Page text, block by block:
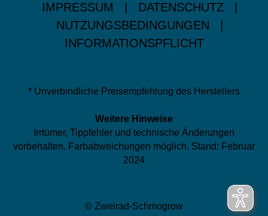
IMPRESSUM DATENSCHUTZ
NUTZUNGSBEDINGUNGEN
INFORMATIONSPFLICHT
* Unverbindliche Preisempfehlung des Herstellers
Weitere Hinweise
Irrtümer, Tippfehler und technische Änderungen
vorbehalten. Farbabweichungen möglich. Stand: Februar
2024
© Zweirad-Schmogrow